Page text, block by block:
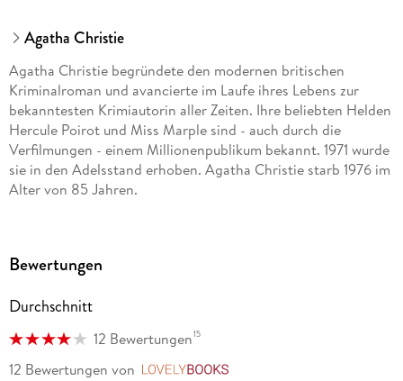
Agatha Christie
Agatha Christie begründete den modernen britischen
Kriminalroman und avancierte im Laufe ihres Lebens zur
bekanntesten Krimiautorin aller Zeiten. Ihre beliebten Helden
Hercule Poirot und Miss Marple sind - auch durch die
Verfilmungen - einem Millionenpublikum bekannt. 1971 wurde
sie in den Adelsstand erhoben. Agatha Christie starb 1976 im
Alter von 85 Jahren.
Bewertungen
Durchschnitt
12 Bewertungen15
12 Bewertungen von